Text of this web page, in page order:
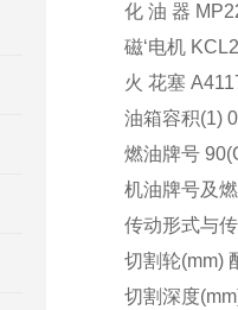
化 油 器
磁‘电机
火 花塞
油箱容积(1)
燃油牌号
机油牌号及
传动形式与
切割轮(mm)
切割深度